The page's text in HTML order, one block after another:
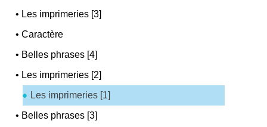
• Les imprimeries [3]
•Caractère
• Belles phrases [4]
• Les imprimeries [2]
Les imprimeries [1]
• Belles phrases [3]